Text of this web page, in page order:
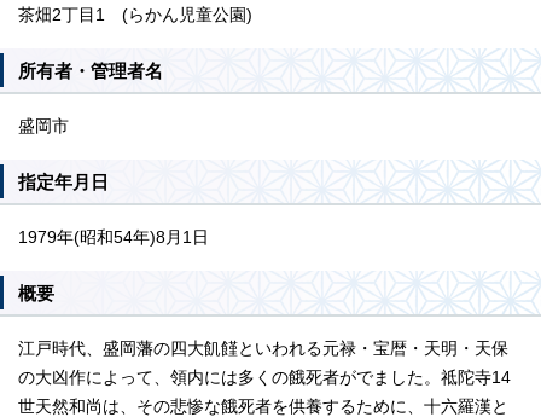
茶畑2丁目1 (らかん児童公園)
所有者・管理者名
盛岡市
指定年月日
1979年(昭和54年)8月1日
概要
江戸時代、盛岡藩の四大飢饉といわれる元禄・宝暦・天明・天保
の大凶作によって、領内には多くの餓死者がでました。祗陀寺14
世天然和尚は、その悲惨な餓死者を供養するために、十六羅漢と